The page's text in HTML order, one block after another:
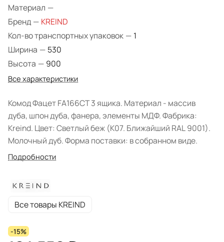
Материал —
Бренд — KREIND
Кол-во транспортных упаковок — 1
Ширина — 530
Высота — 900
Все характеристики
Комод Фацет FA166CT 3 ящика. Материал - массив
дуба, шпон дуба, фанера, элементы МДФ. Фабрика:
Kreind. Цвет: Светлый беж (K07. Ближайший RAL 9001).
Молочный дуб. Форма поставки: в собранном виде.
Подробности
Все товары KREIND
-15%